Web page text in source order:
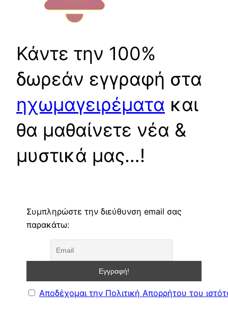
Κάντε την 100%
δωρεάν εγγραφή στα
ηχωμαγειρέματα και
θα μαθαίνετε νέα &
μυστικά μας…!
Συμπληρώστε την διεύθυνση email σας
παρακάτω:
Αποδέχομαι την Πολιτική Απορρήτου του